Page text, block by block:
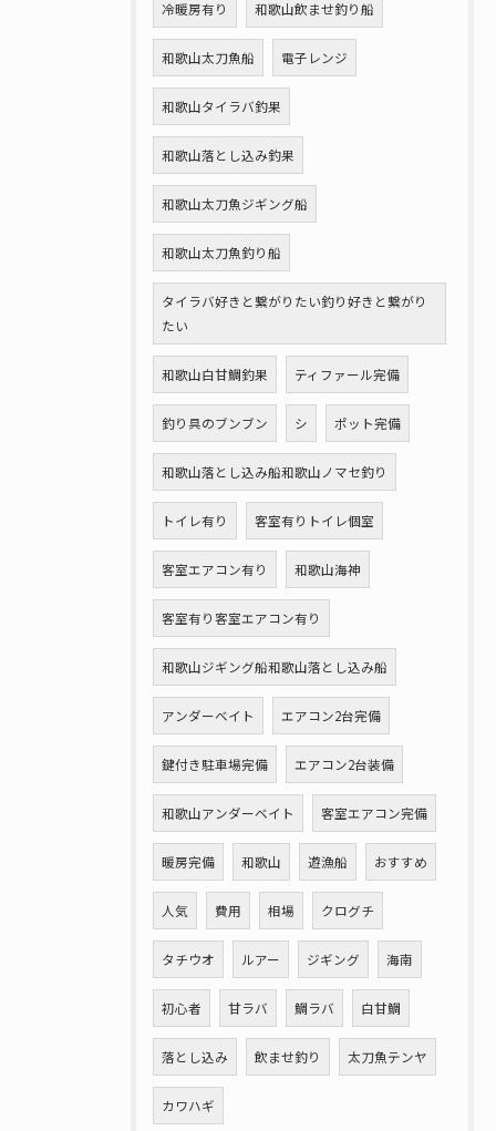
冷暖房有り 和歌山飲ませ釣り船
和歌山太刀魚船 電子レンジ
和歌山タイラバ釣果
和歌山落とし込み釣果
和歌山太刀魚ジギング船
和歌山太刀魚釣り船
タイラバ好きと繋がりたい釣り好きと繋がり
たい
和歌山白甘鯛釣果 ティファール完備
釣り具のブンブン シ ポット完備
和歌山落とし込み船和歌山ノマセ釣り
トイレ有り 客室有りトイレ個室
客室エアコン有り 和歌山海神
客室有り客室エアコン有り
和歌山ジギング船和歌山落とし込み船
アンダーベイト エアコン2台完備
鍵付き駐車場完備 エアコン2台装備
和歌山アンダーベイト 客室エアコン完備
暖房完備 和歌山 遊漁船 おすすめ
人気 費用 相場 クログチ
タチウオ ルアー ジギング 海南
初心者 甘ラバ 鯛ラバ 白甘鯛
落とし込み 飲ませ釣り 太刀魚テンヤ
カワハギ